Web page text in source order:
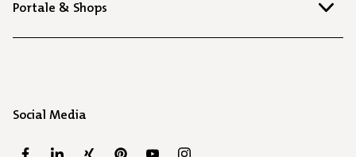
Portale & Shops
Social Media